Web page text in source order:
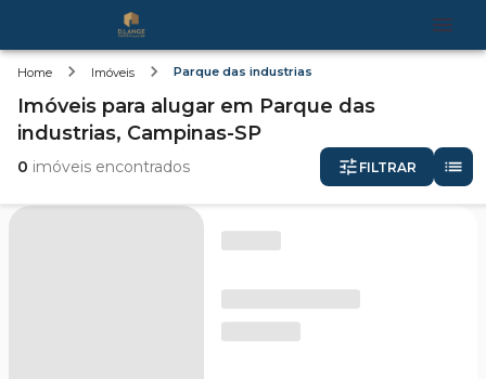
Home Imóveis Parque das industrias
Imóveis para alugar em Parque das
industrias, Campinas-SP
0 imóveis encontrados FILTRAR